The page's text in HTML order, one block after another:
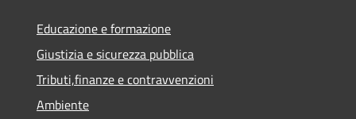
Educazione e formazione
Giustizia e sicurezza pubblica
Tributi,finanze e contravvenzioni
Ambiente